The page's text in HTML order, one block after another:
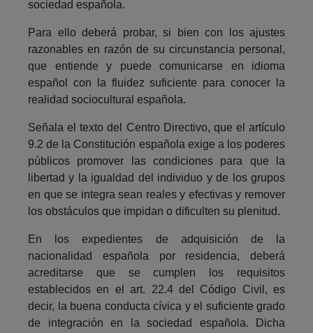
sociedad española.
Para ello deberá probar, si bien con los ajustes
razonables en razón de su circunstancia personal,
que entiende y puede comunicarse en idioma
español con la fluidez suficiente para conocer la
realidad sociocultural española.
Señala el texto del Centro Directivo, que el artículo
9.2 de la Constitución española exige a los poderes
públicos promover las condiciones para que la
libertad y la igualdad del individuo y de los grupos
en que se integra sean reales y efectivas y remover
los obstáculos que impidan o dificulten su plenitud.
En los expedientes de adquisición de la
nacionalidad española por residencia, deberá
acreditarse que se cumplen los requisitos
establecidos en el art. 22.4 del Código Civil, es
decir, la buena conducta cívica y el suficiente grado
de integración en la sociedad española. Dicha